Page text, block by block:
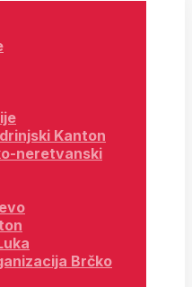
Kanton
neretvanski
Brčko